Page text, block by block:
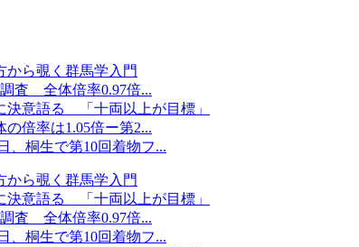
ら覗く群馬学入門
調査 全体倍率0.97倍...
意語る 「十両以上が目標」
の倍率は1.05倍ー第2...
桐生で第10回着物フ...
ら覗く群馬学入門
意語る 「十両以上が目標」
調査 全体倍率0.97倍...
桐生で第10回着物フ...